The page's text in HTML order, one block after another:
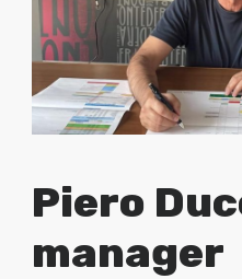
Piero
manager